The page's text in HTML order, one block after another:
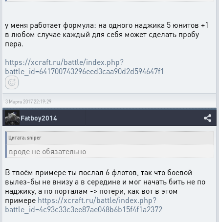
у меня работает формула: на одного наджика 5 юнитов +1
в любом случае каждый для себя может сделать пробу
пера.
https://xcraft.ru/battle/index.php?
battle_id=641700743296eed3caa90d2d594647f1
3 Марта 2017 22:19:29
Fatboy2014
Цитата: sniper
вроде не обязательно
В твоём примере ты послал 6 флотов, так что боевой
вылез-бы не внизу а в середине и мог начать бить не по
наджику, а по порталам -> потери, как вот в этом
примере https://xcraft.ru/battle/index.php?
battle_id=4c93c33c3ee87ae048b6b15f4f1a2372